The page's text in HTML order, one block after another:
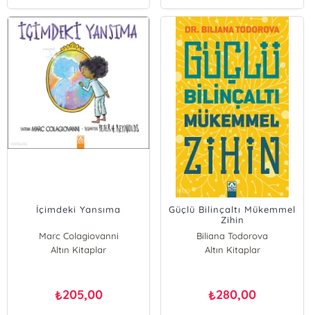
İçimdeki Yansıma
Marc Colagiovanni
Altın Kitaplar
₺205,00
Güçlü Bilinçaltı Mükemmel
Zihin
Biliana Todorova
Altın Kitaplar
₺280,00